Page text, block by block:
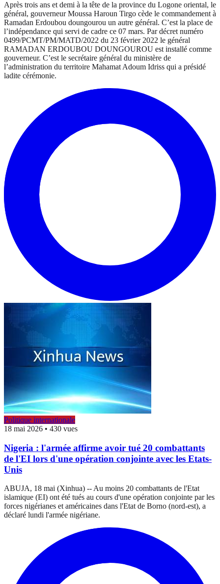
Après trois ans et demi à la tête de la province du Logone oriental, le
général, gouverneur Moussa Haroun Tirgo cède le commandement à
Ramadan Erdoubou doungourou un autre général. C’est la place de
l’indépendance qui servi de cadre ce 07 mars. Par décret numéro
0499/PCMT/PM/MATD/2022 du 23 février 2022 le général
RAMADAN ERDOUBOU DOUNGOUROU est installé comme
gouverneur. C’est le secrétaire général du ministère de
l’administration du territoire Mahamat Adoum Idriss qui a présidé
ladite cérémonie.
Politique internationale
18 mai 2026 • 430 vues
Nigeria : l'armée affirme avoir tué 20 combattants
de l'EI lors d'une opération conjointe avec les Etats-
Unis
ABUJA, 18 mai (Xinhua) -- Au moins 20 combattants de l'Etat
islamique (EI) ont été tués au cours d'une opération conjointe par les
forces nigérianes et américaines dans l'Etat de Borno (nord-est), a
déclaré lundi l'armée nigériane.